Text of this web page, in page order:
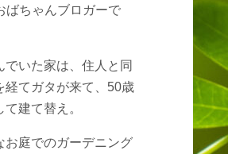
ちゃんブロガーで
でいた家は、住人と同
経てガタが来て、50歳
建て替え。
お庭でのガーデニング